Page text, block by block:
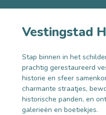
Vestingstad
Stap binnen in het
prachtig gerestaureerd
historie en sfeer
charmante straatjes,
historische panden, en
galerieën en boetiekjes.